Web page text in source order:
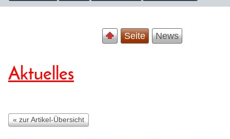
Seite News
Aktuelles
« zur Artikel-Übersicht